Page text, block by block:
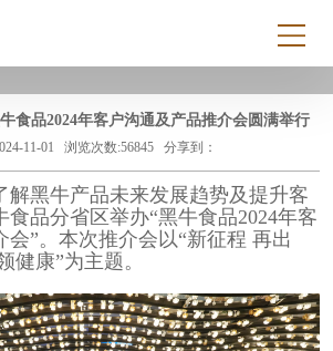
食品2024年客户沟通及产品推介会圆满举行
11-01 浏览次数:56845 分享到：
解黑牛产品未来发展趋势及提升客
食品分省区举办“黑牛食品2024年客
会”。本次推介会以“新征程 再出
健康”为主题。